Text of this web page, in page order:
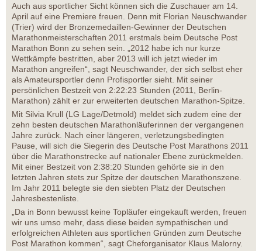
Auch aus sportlicher Sicht können sich die Zuschauer am 14.
April auf eine Premiere freuen. Denn mit Florian Neuschwander
(Trier) wird der Bronzemedaillen-Gewinner der Deutschen
Marathonmeisterschaften 2011 erstmals beim Deutsche Post
Marathon Bonn zu sehen sein. „2012 habe ich nur kurze
Wettkämpfe bestritten, aber 2013 will ich jetzt wieder im
Marathon angreifen“, sagt Neuschwander, der sich selbst eher
als Amateursportler denn Profisportler sieht. Mit seiner
persönlichen Bestzeit von 2:22:23 Stunden (2011, Berlin-
Marathon) zählt er zur erweiterten deutschen Marathon-Spitze.
Mit Silvia Krull (LG Lage/Detmold) meldet sich zudem eine der
zehn besten deutschen Marathonläuferinnen der vergangenen
Jahre zurück. Nach einer längeren, verletzungsbedingten
Pause, will sich die Siegerin des Deutsche Post Marathons 2011
über die Marathonstrecke auf nationaler Ebene zurückmelden.
Mit einer Bestzeit von 2:38:20 Stunden gehörte sie in den
letzten Jahren stets zur Spitze der deutschen Marathonszene.
Im Jahr 2011 belegte sie den siebten Platz der Deutschen
Jahresbestenliste.
„Da in Bonn bewusst keine Topläufer eingekauft werden, freuen
wir uns umso mehr, dass diese beiden sympathischen und
erfolgreichen Athleten aus sportlichen Gründen zum Deutsche
Post Marathon kommen“, sagt Cheforganisator Klaus Malorny.